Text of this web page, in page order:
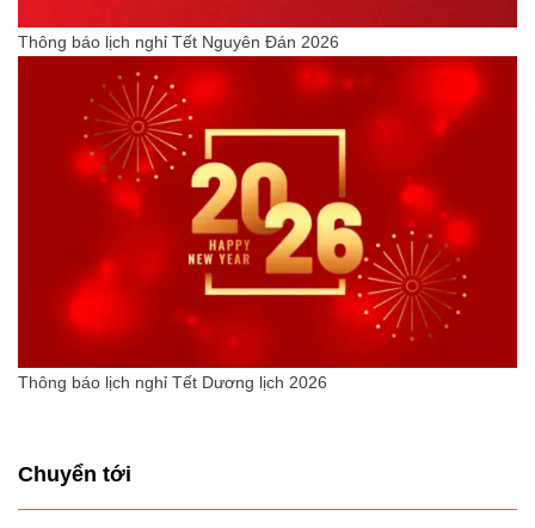
Thông báo lịch nghỉ Tết Nguyên Đán 2026
Thông báo lịch nghỉ Tết Dương lịch 2026
Chuyển tới